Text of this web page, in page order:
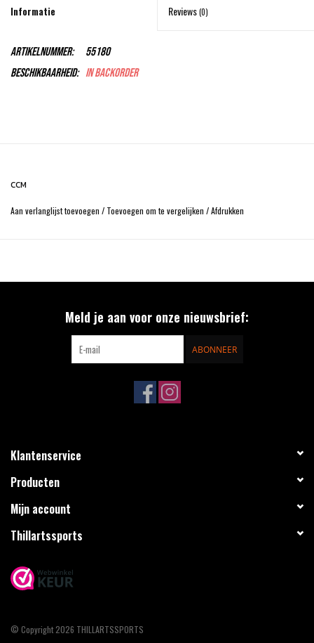
Informatie Reviews(0)
Artikelnummer:
55180
Beschikbaarheid: In backorder
CCM
Aan verlanglijst toevoegen / Toevoegen om te vergelijken /Afdrukken
Meld je aan voor onze nieuwsbrief:
ABONNEER
Klantenservice
Producten
Mijn account
Thillartssports
© Copyright 2026 THILLARTSSPORTS